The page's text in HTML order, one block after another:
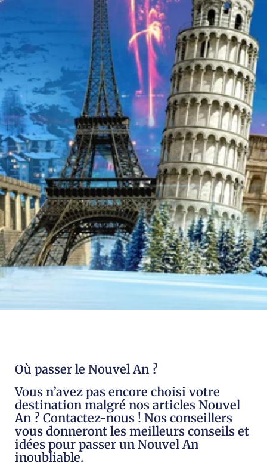
Où passer le Nouvel An ?
Vous n’avez pas encore choisi votre
destination malgré nos articles Nouvel
An ? Contactez-nous ! Nos conseillers
vous donneront les meilleurs conseils et
idées pour passer un Nouvel An
inoubliable.